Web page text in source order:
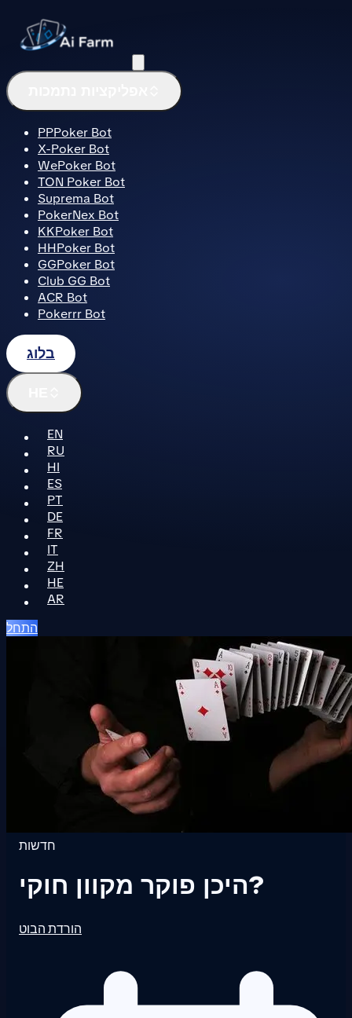
PPPoker Bot
X-Poker Bot
WePoker Bot
TON Poker Bot
Suprema Bot
PokerNex Bot
KKPoker Bot
HHPoker Bot
GGPoker Bot
Club GG Bot
ACR Bot
Pokerrr Bot
בלוג
EN
RU
HI
ES
PT
DE
FR
IT
ZH
HE
AR
התחל
חדשות
היכן פוקר מקוון חוקי?
הורדת הבוט